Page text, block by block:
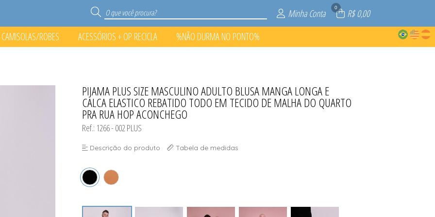
Minha Conta 0
R$ 0,00
TODOS DE PIJAMAS
CAMISOLAS/ROBES
TODOS DE CAMISOLAS/ROBES
ACESSÓRIOS + OP RECICLA
TODOS DE ACESSÓRIOS + OP RECICLA
%NÃO DURMA NO PONTO%
TODOS DE %NÃO DURMA NO PONTO%
PIJAMA PLUS SIZE MASCULINO ADULTO BLUSA MANGA LONGA E
CALCA ELASTICO REBATIDO TODO EM TECIDO DE MALHA DO QUARTO
PRA RUA HOP ACONCHEGO
Ref.: 1266 - 002 PLUS
Descrição do produto Tabela de medidas